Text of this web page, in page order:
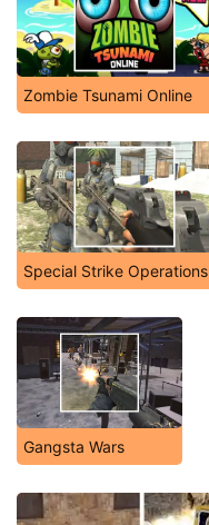
Zombie Tsunami Online
Special Strike Operations
Gangsta Wars